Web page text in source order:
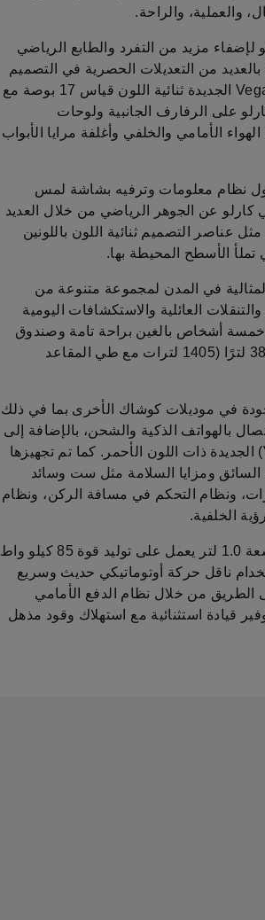
والعملية، والراحة.
مزيد من التفرد والطابع الرياضي
من التعديلات الحصرية في التصميم
مقارنة بالفئات الأخرى، بما في ذلك عجلات Vega الجديدة ثنائية اللون قياس 17 بوصة مع
على الرفارف الجانبية ولوحات
الأمامي والخلفي وأغلفة مرايا الأبواب
حول نظام معلومات وترفيه بشاشة لمس
كارلو عن الجوهر الرياضي من خلال العديد
التصميم ثنائية اللون باللونين
تملأ الأسطح المحيطة بها.
المثالية في المدن لمجموعة متنوعة من
العائلية والاستكشافات اليومية
خمسة أشخاص بالغين براحة تامة وصندوق
الأمتعة الذي يوفر مساحة أمتعة كبيرة تبلغ 385 لترًا (1405 لترات مع طي المقاعد
في موديلات كوشاك الأخرى بما في ذلك
الاتصال بالهواتف الذكية والشحن، بالإضافة إلى
مقصورة القيادة الافتراضية (Virtual Cockpit) الجديدة ذات اللون الأحمر. كما تم تجهيزها
السائق ومزايا السلامة مثل ست وسائد
ونظام التحكم في مسافة الركن، ونظام
الخلفية.
تعمل كوشاك بمحرك توربو اعتمادي وفعال سعة 1.0 لتر يعمل على توليد قوة 85 كيلو واط
ناقل حركة أوتوماتيكي حديث وسريع
على الطريق من خلال نظام الدفع الأمامي
قيادة استثنائية مع استهلاك وقود مذهل